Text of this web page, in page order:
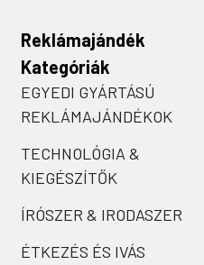
Reklámajándék
Kategóriák
EGYEDI GYÁRTÁSÚ
REKLÁMAJÁNDÉKOK
TECHNOLÓGIA &
KIEGÉSZÍTŐK
ÍRÓSZER & IRODASZER
ÉTKEZÉS ÉS IVÁS